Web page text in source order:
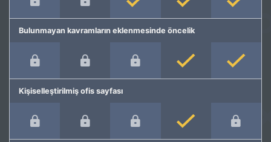
Bulunmayan kavramların eklenmesinde öncelik
Kişiselleştirilmiş ofis sayfası